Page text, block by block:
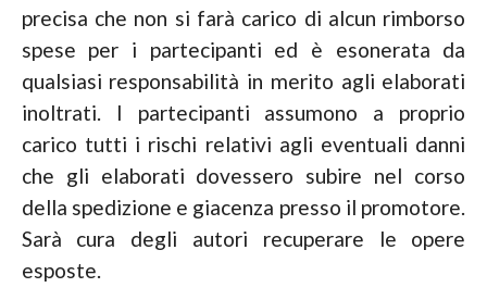
precisa che non si farà carico di alcun rimborso
spese per i partecipanti ed è esonerata da
qualsiasi responsabilità in merito agli elaborati
inoltrati. I partecipanti assumono a proprio
carico tutti i rischi relativi agli eventuali danni
che gli elaborati dovessero subire nel corso
della spedizione e giacenza presso il promotore.
Sarà cura degli autori recuperare le opere
esposte.